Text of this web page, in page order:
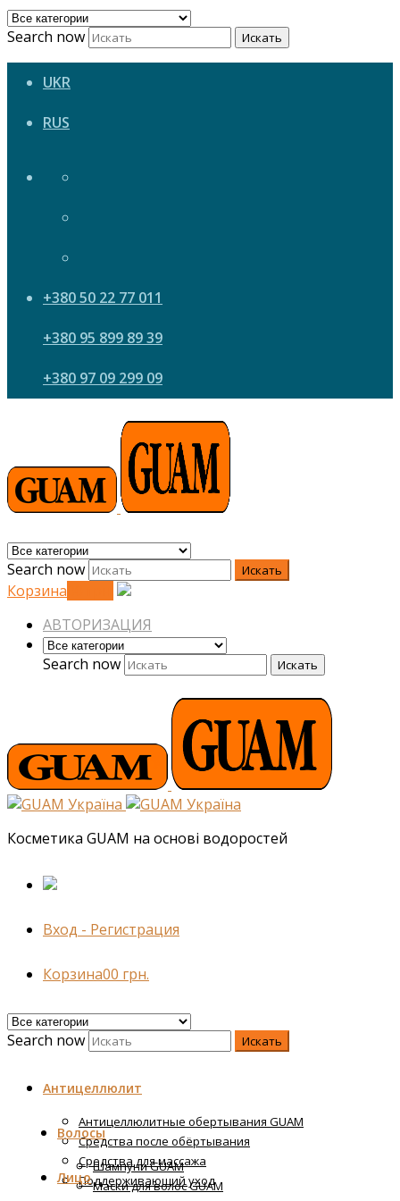
Search now Искать
UKR
RUS
+380 50 22 77 011
+380 95 899 89 39
+380 97 09 299 09
Search now Искать
Корзина
АВТОРИЗАЦИЯ
Search now
Искать
Косметика GUAM на основі водоростей
Вход - Регистрация
Корзина00 грн.
Search now Искать
Антицеллюлит
Антицеллюлитные обертывания GUAM
Средства после обёртывания
Средства для массажа
Поддерживающий уход
Волосы
Шампуни GUAM
Маски для волос GUAM
Лицо